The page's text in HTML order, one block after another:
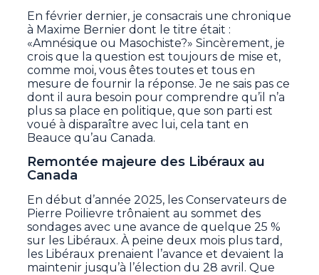
En février dernier, je consacrais une chronique
à Maxime Bernier dont le titre était :
«Amnésique ou Masochiste?» Sincèrement, je
crois que la question est toujours de mise et,
comme moi, vous êtes toutes et tous en
mesure de fournir la réponse. Je ne sais pas ce
dont il aura besoin pour comprendre qu’il n’a
plus sa place en politique, que son parti est
voué à disparaître avec lui, cela tant en
Beauce qu’au Canada.
Remontée majeure des Libéraux au
Canada
En début d’année 2025, les Conservateurs de
Pierre Poilievre trônaient au sommet des
sondages avec une avance de quelque 25 %
sur les Libéraux. À peine deux mois plus tard,
les Libéraux prenaient l’avance et devaient la
maintenir jusqu’à l’élection du 28 avril. Que